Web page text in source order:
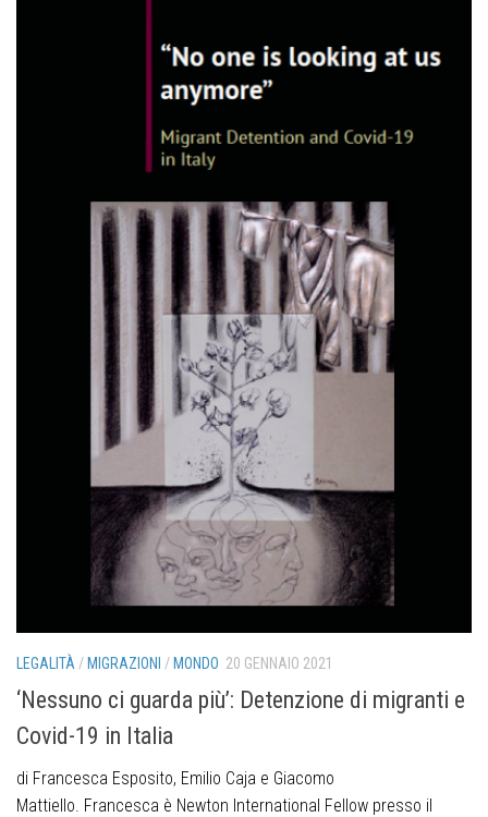
LEGALITÀ/ MIGRAZIONI / MONDO 20 GENNAIO 2021
‘Nessuno ci guarda più’: Detenzione di migranti e
Covid-19 in Italia
di Francesca Esposito, Emilio Caja e Giacomo
Mattiello. Francesca è Newton International Fellow presso il